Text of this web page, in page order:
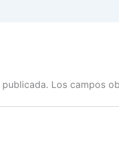
Los campos